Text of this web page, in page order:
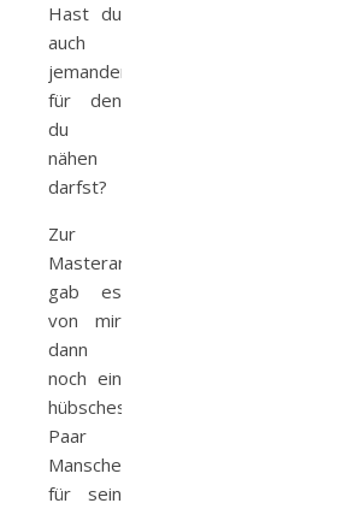
Hast du
auch
jemanden
für den
du
nähen
darfst?
Zur
Masterarbeit
gab es
von mir
dann
noch ein
hübsches
Paar
Manschettenknöpfe
für sein